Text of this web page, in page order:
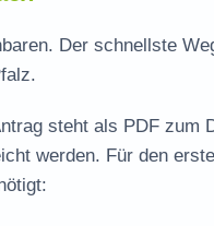
Der schnellste
steht als PDF zum
werden. Für den